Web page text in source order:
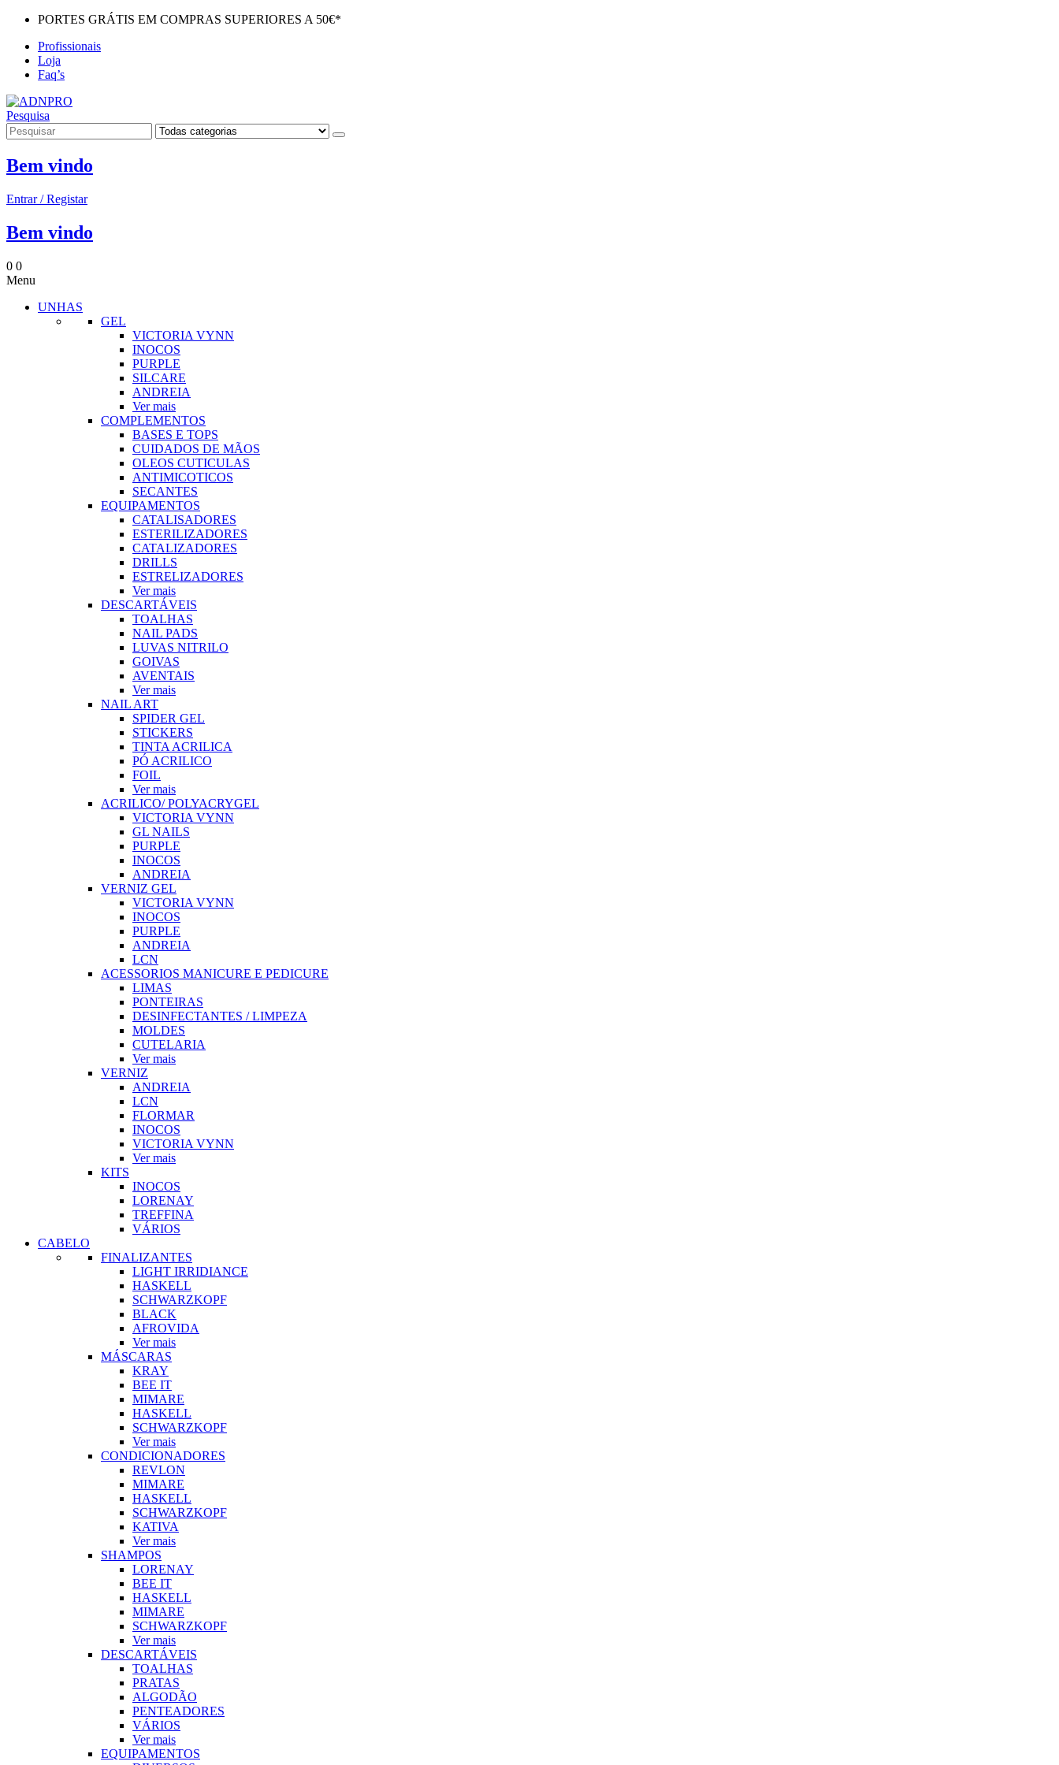
PORTES GRÁTIS EM COMPRAS SUPERIORES A 50€*
Profissionais
Loja
Faq’s
Pesquisa
Bem vindo
Entrar / Registar
Bem vindo
0 0
Menu
UNHAS
GEL
VICTORIA VYNN
INOCOS
PURPLE
SILCARE
ANDREIA
Ver mais
COMPLEMENTOS
BASES E TOPS
CUIDADOS DE MÃOS
OLEOS CUTICULAS
ANTIMICOTICOS
SECANTES
EQUIPAMENTOS
CATALISADORES
ESTERILIZADORES
CATALIZADORES
DRILLS
ESTRELIZADORES
Ver mais
DESCARTÁVEIS
TOALHAS
NAIL PADS
LUVAS NITRILO
GOIVAS
AVENTAIS
Ver mais
NAIL ART
SPIDER GEL
STICKERS
TINTA ACRILICA
PÓ ACRILICO
FOIL
Ver mais
ACRILICO/ POLYACRYGEL
VICTORIA VYNN
GL NAILS
PURPLE
INOCOS
ANDREIA
VERNIZ GEL
VICTORIA VYNN
INOCOS
PURPLE
ANDREIA
LCN
ACESSORIOS MANICURE E PEDICURE
LIMAS
PONTEIRAS
DESINFECTANTES / LIMPEZA
MOLDES
CUTELARIA
Ver mais
VERNIZ
ANDREIA
LCN
FLORMAR
INOCOS
VICTORIA VYNN
Ver mais
KITS
INOCOS
LORENAY
TREFFINA
VÁRIOS
CABELO
FINALIZANTES
LIGHT IRRIDIANCE
HASKELL
SCHWARZKOPF
BLACK
AFROVIDA
Ver mais
MÁSCARAS
KRAY
BEE IT
MIMARE
HASKELL
SCHWARZKOPF
Ver mais
CONDICIONADORES
REVLON
MIMARE
HASKELL
SCHWARZKOPF
KATIVA
Ver mais
SHAMPOS
LORENAY
BEE IT
HASKELL
MIMARE
SCHWARZKOPF
Ver mais
DESCARTÁVEIS
TOALHAS
PRATAS
ALGODÃO
PENTEADORES
VÁRIOS
Ver mais
EQUIPAMENTOS